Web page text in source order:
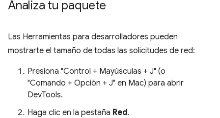
Analiza tu paquete
Las Herramientas para desarrolladores pueden
mostrarte el tamaño de todas las solicitudes de red:
Presiona "Control + Mayúsculas + J" (o
"Comando + Opción + J" en Mac) para abrir
DevTools.
Haga clic en la pestaña Red.